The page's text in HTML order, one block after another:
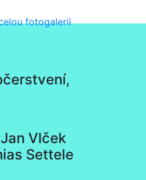
fotogalerii
Vlček
Settele